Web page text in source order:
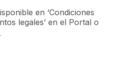
en ‘Condiciones
legales’ en el Portal o